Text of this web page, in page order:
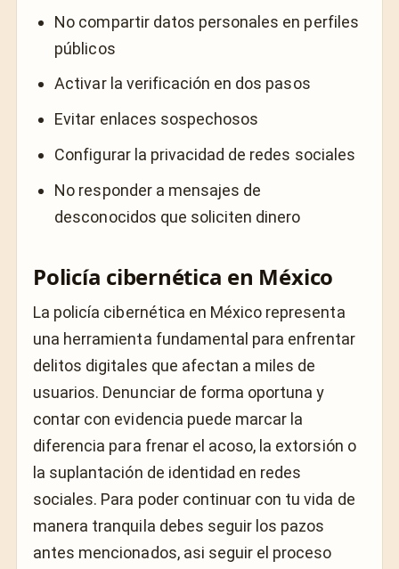
No compartir datos personales en perfiles
públicos
Activar la verificación en dos pasos
Evitar enlaces sospechosos
Configurar la privacidad de redes sociales
No responder a mensajes de
desconocidos que soliciten dinero
Policía cibernética en México
La policía cibernética en México representa
una herramienta fundamental para enfrentar
delitos digitales que afectan a miles de
usuarios. Denunciar de forma oportuna y
contar con evidencia puede marcar la
diferencia para frenar el acoso, la extorsión o
la suplantación de identidad en redes
sociales. Para poder continuar con tu vida de
manera tranquila debes seguir los pazos
antes mencionados, asi seguir el proceso